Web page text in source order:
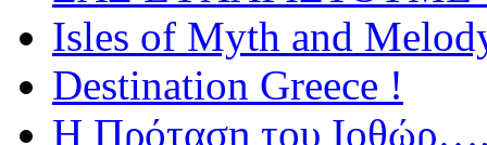
Isles of Myth and
Destination Greece !
Η Πρόταση του